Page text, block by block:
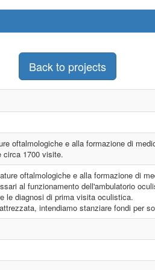
Back to projects
oftalmologiche e alla formazione di
circa 1700 visite.
oftalmologiche e alla formazione di
al funzionamento dell'ambulatorio
le diagnosi di prima visita oculistica.
intendiamo stanziare fondi per